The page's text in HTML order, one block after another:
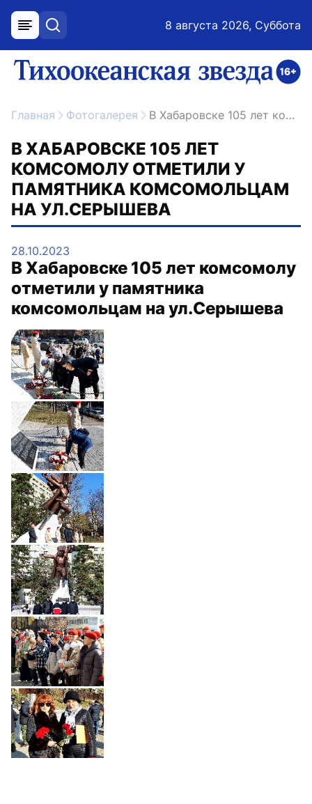
меню поиск 8 августа 2026, Суббота
ссылка на главную
Главная Фотогалерея В Хабаровске 105 лет комсомолу отметили у памятника комсомольцам на ул.Серышева
В ХАБАРОВСКЕ 105 ЛЕТ
КОМСОМОЛУ ОТМЕТИЛИ У
ПАМЯТНИКА КОМСОМОЛЬЦАМ
НА УЛ.СЕРЫШЕВА
28.10.2023
В Хабаровске 105 лет комсомолу
отметили у памятника
комсомольцам на ул.Серышева